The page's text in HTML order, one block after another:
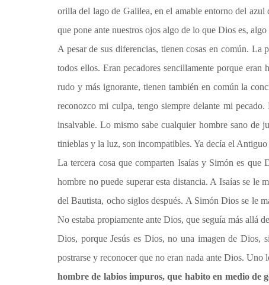
orilla del lago de Galilea, en el amable entorno del
que pone ante nuestros ojos algo de lo que Dios es,
A pesar de sus diferencias, tienen cosas en común.
todos ellos. Eran pecadores sencillamente porque
rudo y más ignorante, tienen también en común la
reconozco mi culpa, tengo siempre delante mi
insalvable. Lo mismo sabe cualquier hombre sano de
tinieblas y la luz, son incompatibles. Ya decía el
La tercera cosa que comparten Isaías y Simón es
hombre no puede superar esta distancia. A Isaías se le
del Bautista, ocho siglos después. A Simón Dios se le
No estaba propiamente ante Dios, que seguía más allá
Dios, porque Jesús es Dios, no una imagen de Dios,
postrarse y reconocer que no eran nada ante Dios.
hombre de labios impuros, que habito en medio de